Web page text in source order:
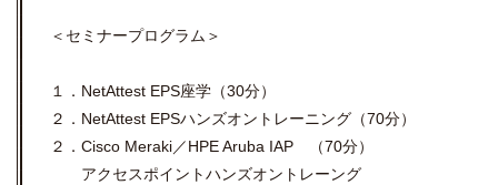
＜セミナープログラム＞
１．NetAttest EPS座学（30分）
２．NetAttest EPSハンズオントレーニング（70分）
２．Cisco Meraki／HPE Aruba IAP （70分）
アクセスポイントハンズオントレーング